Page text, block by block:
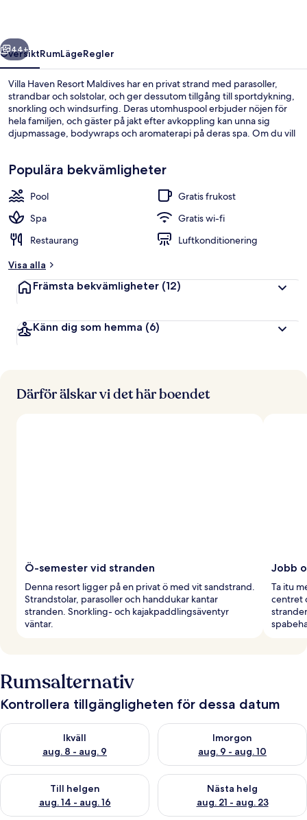
Two Bedroom Residence with Two
Nästa
44+
ÖversiktRumLägeRegler
Villa Haven Resort Maldives har en privat strand med parasoller,
strandbar och solstolar, och ger dessutom tillgång till sportdykning,
snorkling och windsurfing. Deras utomhuspool erbjuder nöjen för
hela familjen, och gäster på jakt efter avkoppling kan unna sig
djupmassage, bodywraps och aromaterapi på deras spa. Om du vill
en bar vid poolen och ett dygnet runt-öppet fitnesscenter på
Populära bekvämligheter
Pool
Gratis frukost
Spa
Gratis wi-fi
Restaurang
Luftkonditionering
Visa alla
Främsta bekvämligheter (12)
Känn dig som hemma (6)
Därför älskar vi det här boendet
Ö-semester vid stranden
Denna resort ligger på en privat ö med vit sandstrand.
Strandstolar, parasoller och handdukar kantar
stranden. Snorkling- och kajakpaddlingsäventyr
väntar.
Jobb
Ta itu
centret
Rumsalternativ
Kontrollera tillgängligheten för dessa datum
Ikväll
aug. 8 - aug. 9
Kontrollera tillgängligheten för ikväll aug. 8 - aug. 9
Imorgon
aug. 9 - aug. 10
Kontrollera tillgängligheten
Till helgen
aug. 14 - aug. 16
Kontrollera tillgängligheten för den här helgen aug. 14 - aug.
Nästa helg
aug. 21 - aug. 23
Kontrollera tillgängligheten